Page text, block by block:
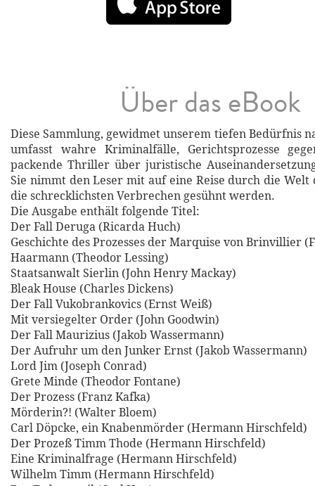
Über das eBook
Diese Sammlung, gewidmet unserem tiefen Bedürfnis
umfasst wahre Kriminalfälle, Gerichtsprozesse
packende Thriller über juristische
Sie nimmt den Leser mit auf eine Reise durch die Welt
die schrecklichsten Verbrechen gesühnt werden.
Die Ausgabe enthält folgende Titel:
Der Fall Deruga (Ricarda Huch)
Geschichte des Prozesses der Marquise von Brinvillier
Haarmann (Theodor Lessing)
Staatsanwalt Sierlin (John Henry Mackay)
Bleak House (Charles Dickens)
Der Fall Vukobrankovics (Ernst Weiß)
Mit versiegelter Order (John Goodwin)
Der Fall Maurizius (Jakob Wassermann)
Der Aufruhr um den Junker Ernst (Jakob Wassermann)
Lord Jim (Joseph Conrad)
Grete Minde (Theodor Fontane)
Der Prozess (Franz Kafka)
Mörderin?! (Walter Bloem)
Carl Döpcke, ein Knabenmörder (Hermann Hirschfeld)
Der Prozeß Timm Thode (Hermann Hirschfeld)
Eine Kriminalfrage (Hermann Hirschfeld)
Wilhelm Timm (Hermann Hirschfeld)